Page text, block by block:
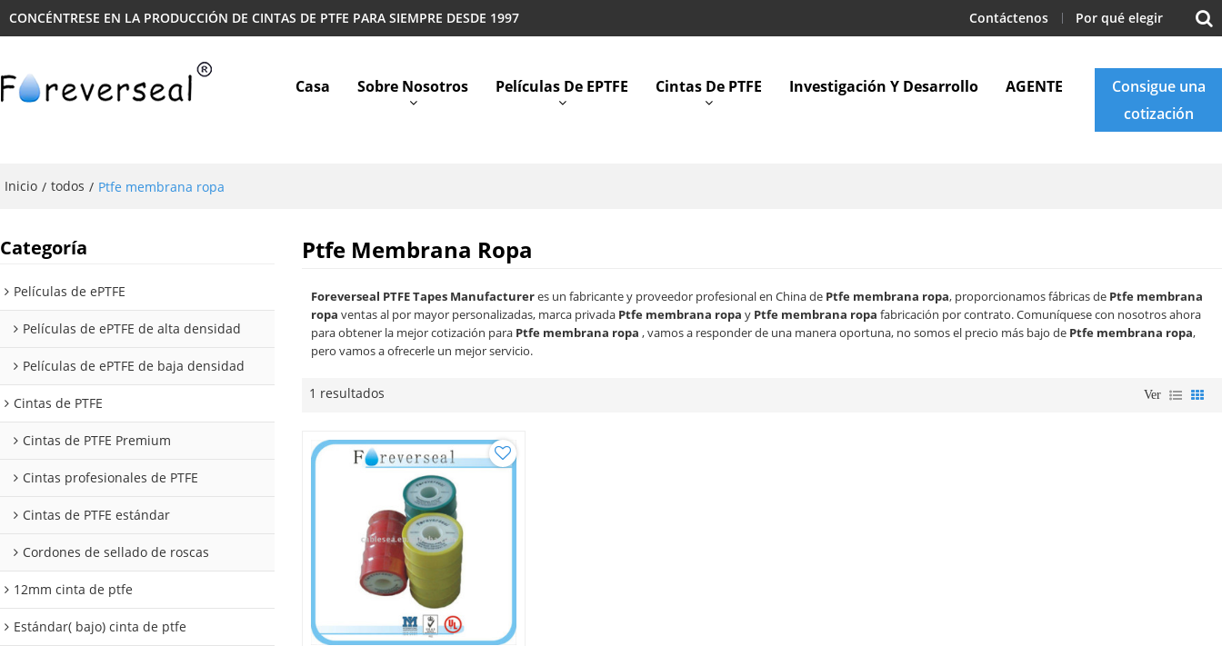
CONCÉNTRESE EN LA PRODUCCIÓN DE CINTAS DE PTFE PARA SIEMPRE DESDE 1997 Contáctenos Por qué elegir
Casa Sobre Nosotros Películas De EPTFE Cintas De PTFE Investigación Y Desarrollo AGENTE
Consigue una
cotización
Inicio / todos / Ptfe membrana ropa
Categoría
Películas de ePTFE
Películas de ePTFE de alta densidad
Películas de ePTFE de baja densidad
Cintas de PTFE
Cintas de PTFE Premium
Cintas profesionales de PTFE
Cintas de PTFE estándar
Cordones de sellado de roscas
12mm cinta de ptfe
Estándar( bajo) cinta de ptfe
Ptfe Membrana Ropa
Foreverseal PTFE Tapes Manufactureres un fabricante y proveedor profesional en China de Ptfe membrana ropa, proporcionamos fábricas de Ptfe membrana
ropa ventas al por mayor personalizadas, marca privada Ptfe membrana ropa y Ptfe membrana ropa fabricación por contrato. Comuníquese con nosotros ahora
para obtener la mejor cotización para Ptfe membrana ropa , vamos a responder de una manera oportuna, no somos el precio más bajo de Ptfe membrana ropa,
pero vamos a ofrecerle un mejor servicio.
1 resultados Ver